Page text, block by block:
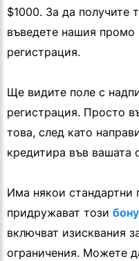
$1000. За да получите
въведете нашия промо
регистрация.
Ще видите поле с
регистрация. Просто
това, след като
кредитира във вашата
Има някои стандартни
придружават този
включват изисквания
ограничения. Можете